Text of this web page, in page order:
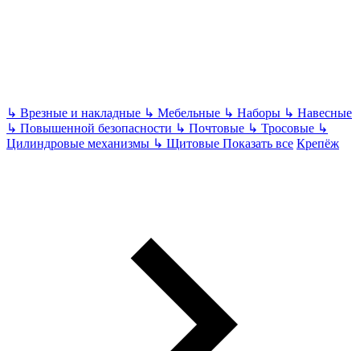
↳ Врезные и накладные ↳ Мебельные ↳ Наборы ↳ Навесные
↳ Повышенной безопасности ↳ Почтовые ↳ Тросовые ↳
Цилиндровые механизмы ↳ Щитовые Показать все Крепёж